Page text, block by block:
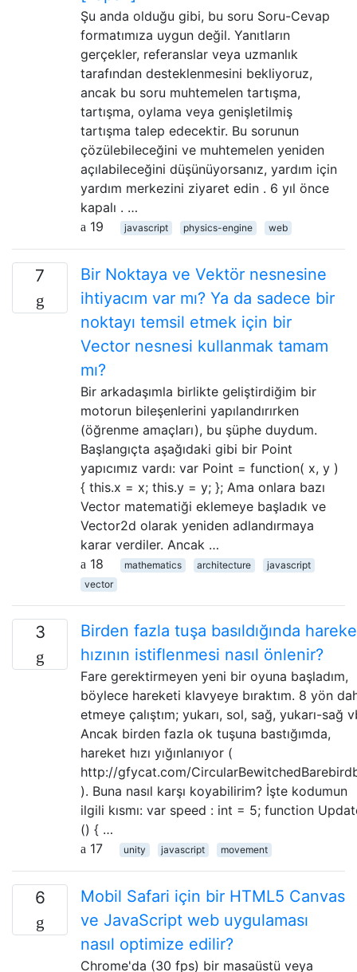
Şu anda olduğu gibi, bu soru Soru-Cevap
formatımıza uygun değil. Yanıtların
gerçekler, referanslar veya uzmanlık
tarafından desteklenmesini bekliyoruz,
ancak bu soru muhtemelen tartışma,
tartışma, oylama veya genişletilmiş
tartışma talep edecektir. Bu sorunun
çözülebileceğini ve muhtemelen yeniden
açılabileceğini düşünüyorsanız, yardım için
yardım merkezini ziyaret edin . 6 yıl önce
kapalı . …
19
javascript physics-engine web
7
Bir Noktaya ve Vektör nesnesine
ihtiyacım var mı? Ya da sadece bir
noktayı temsil etmek için bir
Vector nesnesi kullanmak tamam
mı?
Bir arkadaşımla birlikte geliştirdiğim bir
motorun bileşenlerini yapılandırırken
(öğrenme amaçları), bu şüphe duydum.
Başlangıçta aşağıdaki gibi bir Point
yapıcımız vardı: var Point = function( x, y )
{ this.x = x; this.y = y; }; Ama onlara bazı
Vector matematiği eklemeye başladık ve
Vector2d olarak yeniden adlandırmaya
karar verdiler. Ancak …
18
mathematics architecture
javascript
vector
3
Birden fazla tuşa basıldığında
hızının istiflenmesi nasıl önlenir?
Fare gerektirmeyen yeni bir oyuna başladım,
böylece hareketi klavyeye bıraktım. 8 yön
etmeye çalıştım; yukarı, sol, sağ, yukarı-sağ
Ancak birden fazla ok tuşuna bastığımda,
hareket hızı yığınlanıyor (
http://gfycat.com/
). Buna nasıl karşı koyabilirim? İşte kodumun
ilgili kısmı: var speed : int = 5; function
() { …
17
unity javascript movement
6
Mobil Safari için bir HTML5 Canvas
ve JavaScript web uygulaması
nasıl optimize edilir?
Chrome'da (30 fps) bir masaüstü veya